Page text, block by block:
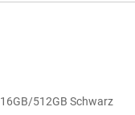
512GB Schwarz